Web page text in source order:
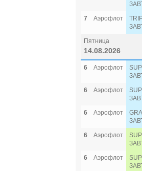
7
Аэрофлот
Пятница
14.08.2026
6 Аэрофлот
6
Аэрофлот
6
Аэрофлот
6
Аэрофлот
6
Аэрофлот